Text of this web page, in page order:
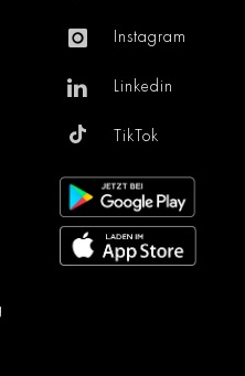
Instagram
Linkedin
TikTok